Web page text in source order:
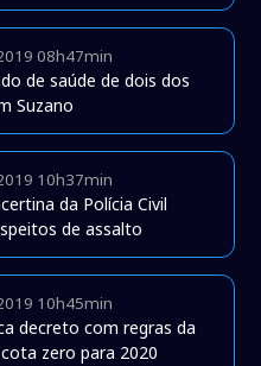
08h47min
de saúde de dois dos
Suzano
10h37min
da Polícia Civil
de assalto
10h45min
decreto com regras da
zero para 2020